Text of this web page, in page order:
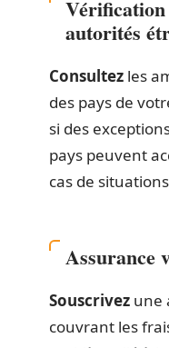
Vérification
autorités
Consultez les
des pays de
si des
pays peuvent
cas de
Assurance
Souscrivez une
couvrant les